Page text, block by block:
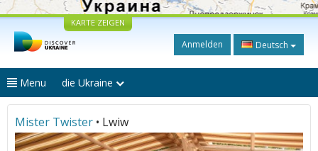
KARTE ZEIGEN
Anmelden Deutsch
Menu die Ukraine
Mister Twister • Lwiw